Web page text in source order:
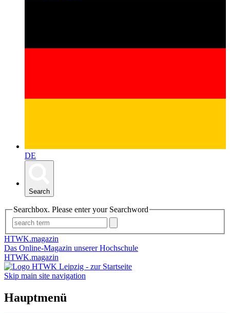
DE
Search
Searchbox. Please enter your Searchword
HTWK.magazin
Das Online-Magazin unserer Hochschule
HTWK.magazin
Skip main site navigation
Hauptmenü